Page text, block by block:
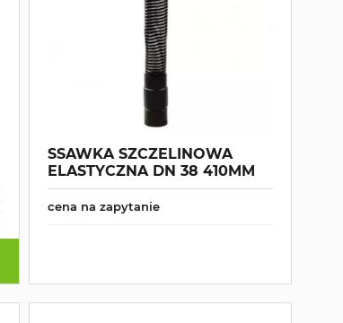
SSAWKA SZCZELINOWA
ELASTYCZNA DN 38 410MM
cena na zapytanie